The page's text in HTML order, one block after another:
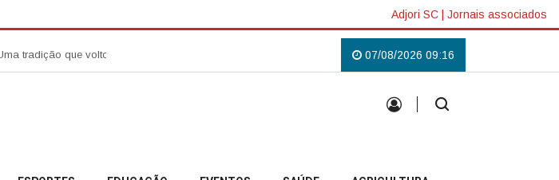
Adjori SC | Jornais associados
que voltou a reunir a comunidade campobelense Padre Pablo inicia missão em Anita Garibaldi e destaca
07/08/2026 09:16